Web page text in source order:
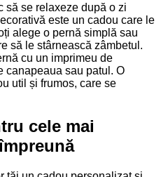
să se relaxeze după o zi
este un cadou care le
alege o pernă simplă sau
să le stârnească zâmbetul.
cu un imprimeu de
canapeaua sau patul. O
util și frumos, care se
cele mai